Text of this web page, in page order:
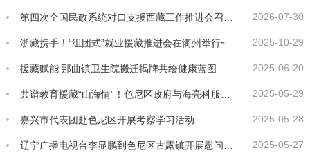
2026-07-30
浙藏携手！“组团式”就业援藏推进会在衢州举行~ 2025-10-29
援藏赋能 那曲镇卫生院搬迁揭牌共绘健康蓝图 2025-06-20
2025-05-29
嘉兴市代表团赴色尼区开展考察学习活动 2025-05-28
2025-05-27